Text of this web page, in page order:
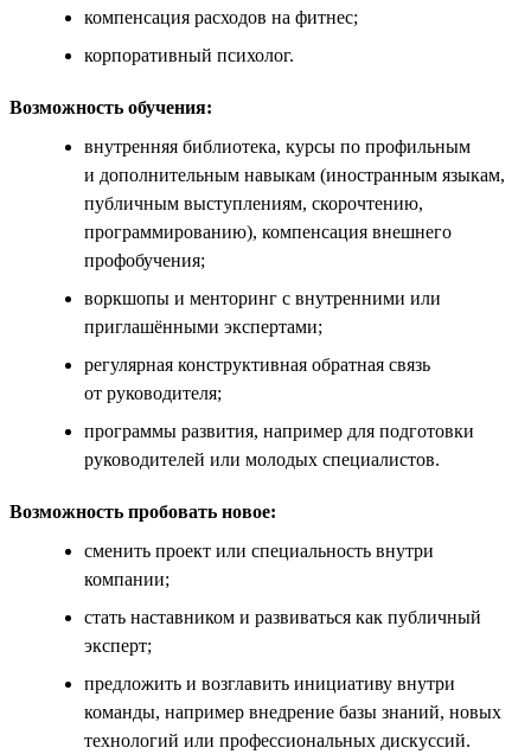
компенсация расходов на фитнес;
корпоративный психолог.
Возможность обучения:
внутренняя библиотека, курсы по профильным
и дополнительным навыкам (иностранным языкам,
публичным выступлениям, скорочтению,
программированию), компенсация внешнего
профобучения;
воркшопы и менторинг с внутренними или
приглашёнными экспертами;
регулярная конструктивная обратная связь
от руководителя;
программы развития, например для подготовки
руководителей или молодых специалистов.
Возможность пробовать новое:
сменить проект или специальность внутри
компании;
стать наставником и развиваться как публичный
эксперт;
предложить и возглавить инициативу внутри
команды, например внедрение базы знаний, новых
технологий или профессиональных дискуссий.